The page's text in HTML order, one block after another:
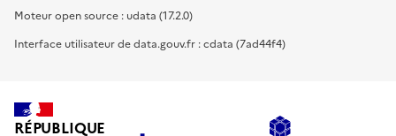
Moteur open source : udata (17.2.0)
Interface utilisateur de data.gouv.fr : cdata (7ad44f4)
RÉPUBLIQUE